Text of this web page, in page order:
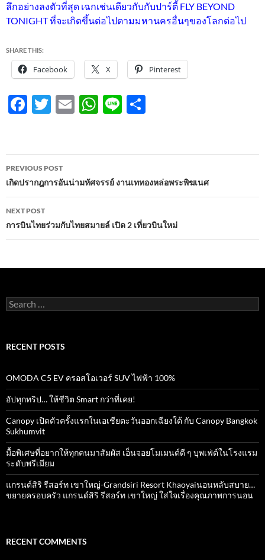
ลึกอย่างลงตัวที่สุด เฉกเช่นเดียวกับกับปาร์ตี้ FLY BEYOND
TONIGHT ที่จะเกิดขึ้นต่อไปตามมหานครอื่นๆของโลกต่อไป
SHARE THIS:
Facebook X Pinterest
F
b
o
o
k
T
er
E
W
s
A
p
p
Li
e
Post
navigation
PREVIOUS POST
เกิดปรากฎการอันน่ามหัศจรรย์ งานเททองหล่อพระพิฆเนศ
NEXT POST
การบินไทยร่วมกับไทยสมายล์ เปิด 2 เที่ยวบินใหม่
Search
for:
RECENT POSTS
OMODA C5 EV ครอสโอเวอร์ SUV ไฟฟ้า 100%
อัปทุกทริป… ให้ชีวิต Smart กว่าที่เคย!
Canopy เปิดตัวครั้งแรกในเอเชียตะวันออกเฉียงใต้ กับ Canopy Bangkok
Sukhumvit
มื้อพิเศษที่อยากให้ทุกคนมาสัมผัส เอ็นจอยโมเมนต์ดี ๆ บุพเฟ่ต์ในโรงแรม
ระดับพรีเมียม
แกรนด์สิริ​ รีสอร์ท​ เขาใหญ่​-Grandsiri​ Resort​ Khaoyaiนอนหลับสบาย…
ขยายครอบครัว แกรนด์สิริ รีสอร์ท เขาใหญ่ ใส่ใจเรื่องคุณภาพการนอน
RECENT COMMENTS